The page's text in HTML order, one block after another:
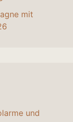
mit
und